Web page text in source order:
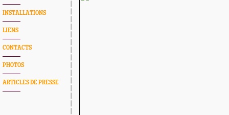
INSTALLATIONS
LIENS
CONTACTS
PHOTOS
ARTICLES DE PRESSE